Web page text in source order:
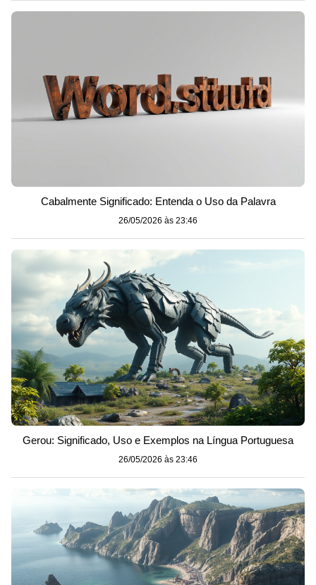
Cabalmente Significado: Entenda o Uso da Palavra
26/05/2026 às 23:46
Gerou: Significado, Uso e Exemplos na Língua Portuguesa
26/05/2026 às 23:46